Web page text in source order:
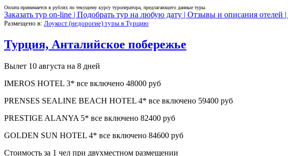
Оплата принимается в рублях по текущему курсу туроператора, предлагающего данные туры.
Заказать тур on-line | Подобрать тур на любую дату | Отзывы и описания отелей |
Размещено в: Лоукост (недорогие) туры в Турцию
Турция, Анталийское побережье
Вылет 10 августа на 8 дней
IMEROS HOTEL 3* все включено 48000 руб
PRENSES SEALINE BEACH HOTEL 4* все включено 59400 руб
PRESTIGE ALANYA 5* все включено 82400 руб
GOLDEN SUN HOTEL 4* все включено 84600 руб
Стоимость за 1 чел при двухместном размещении